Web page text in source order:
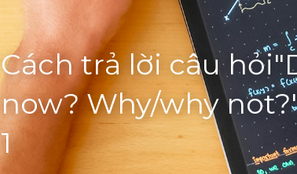
Cách trả lời câu
now? Why/why
1